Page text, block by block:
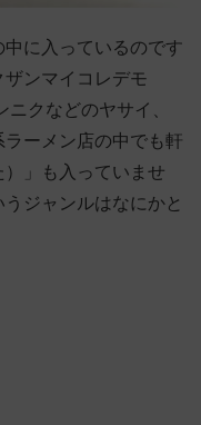
に入っているのです
ンマイコレデモ
クなどのヤサイ、
ーメン店の中でも軒
」も入っていませ
ジャンルはなにかと